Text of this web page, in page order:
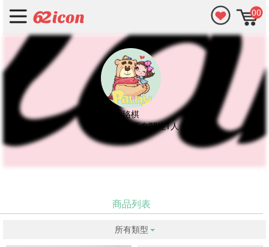
00
珞棋
70位追隨者 · 正在關注1人
商品列表
所有類型